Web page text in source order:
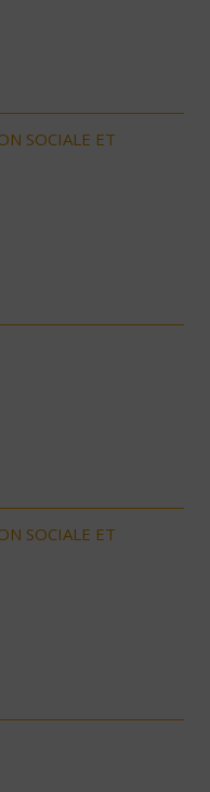
SOCIALE ET
SOCIALE ET